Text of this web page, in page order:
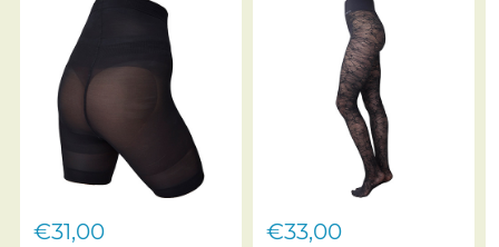
€31,00 €33,00